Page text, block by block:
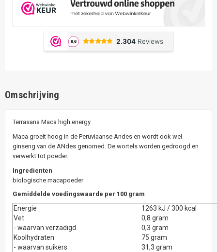
Omschrijving
Terrasana Maca high energy
Maca groeit hoog in de Peruviaanse Andes en wordt ook wel
ginseng van de ANdes genomed. De wortels worden gedroogd en
verwerkt tot poeder.
Ingredienten
biologische macapoeder
Gemiddelde voedingswaarde per 100 gram
Energie
1263 kJ / 300 kcal
Vet
0,8 gram
- waarvan verzadigd
0,3 gram
Koolhydraten
75 gram
- waarvan suikers
31,3 gram